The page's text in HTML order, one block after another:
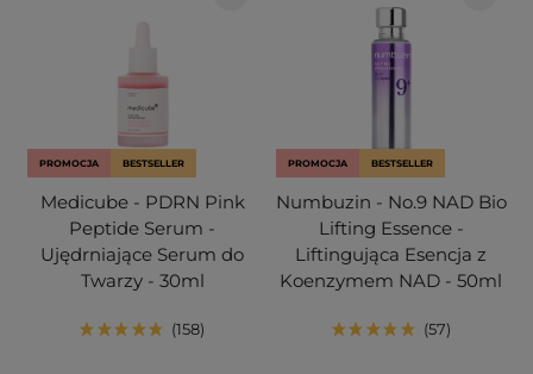
PROMOCJA BESTSELLER
Medicube - PDRN Pink
Peptide Serum -
Ujędrniające Serum do
Twarzy - 30ml
158
PROMOCJA BESTSELLER
Numbuzin - No.9 NAD Bio
Lifting Essence -
Liftingująca Esencja z
Koenzymem NAD - 50ml
57